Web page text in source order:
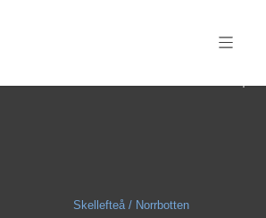
Skellefteå / Norrbotten